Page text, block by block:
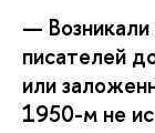
— Возникали
писателей
или
1950-м не